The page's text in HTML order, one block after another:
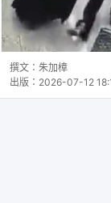
撰文： 朱加樟
出版： 2026-07-12